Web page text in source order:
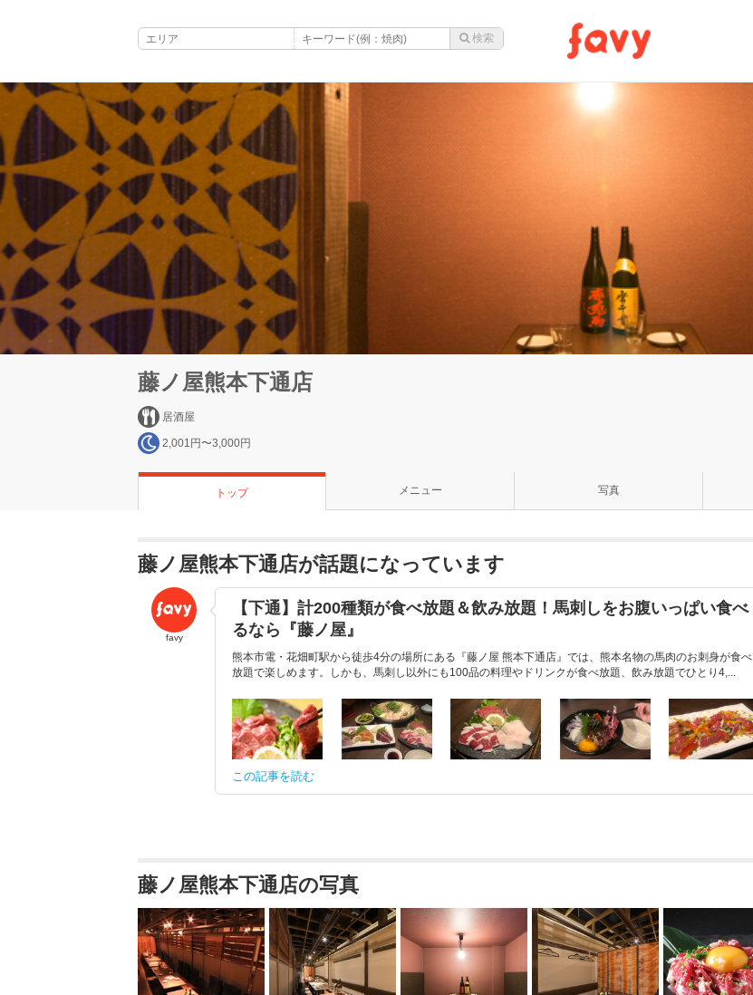
藤ノ屋熊本下通店
居酒屋
2,001円〜3,000円
トップ メニュー 写真
藤ノ屋熊本下通店が話題になっています
favy
【下通】計200種類が食べ放題＆飲み放題！馬刺しをお腹いっぱい食べ
るなら『藤ノ屋』
熊本市電・花畑町駅から徒歩4分の場所にある『藤ノ屋 熊本下通店』では、熊本名物の馬肉のお刺身が食べ
放題で楽しめます。しかも、馬刺し以外にも100品の料理やドリンクが食べ放題、飲み放題でひとり4,...
この記事を読む
藤ノ屋熊本下通店の写真